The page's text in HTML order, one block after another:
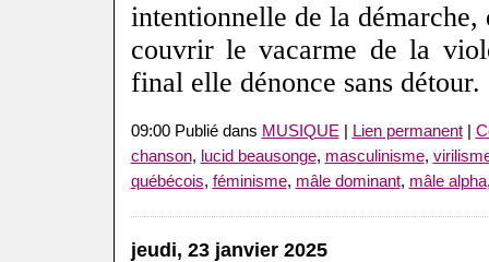
intentionnelle de la
couvrir le vacarme de la
final elle dénonce sans détour.
09:00 Publié dans MUSIQUE Lien permanent|
chanson, lucid beausonge, masculinisme,
québécois, féminisme, mâle dominant, mâle alpha
jeudi, 23 janvier 2025